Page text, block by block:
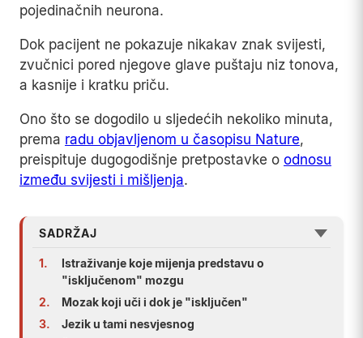
pojedinačnih neurona.
Dok pacijent ne pokazuje nikakav znak svijesti,
zvučnici pored njegove glave puštaju niz tonova,
a kasnije i kratku priču.
Ono što se dogodilo u sljedećih nekoliko minuta,
prema radu objavljenom u časopisu Nature,
preispituje dugogodišnje pretpostavke o odnosu
između svijesti i mišljenja.
SADRŽAJ
1.
Istraživanje koje mijenja predstavu o
"isključenom" mozgu
2.
Mozak koji uči i dok je "isključen"
3.
Jezik u tami nesvjesnog